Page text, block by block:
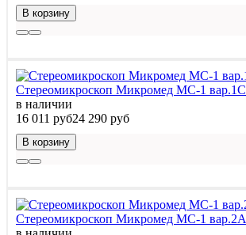
В корзину
Стереомикроскоп Микромед МС-1 вар.1C
в наличии
16 011 руб24 290 руб
В корзину
Стереомикроскоп Микромед МС-1 вар.2A